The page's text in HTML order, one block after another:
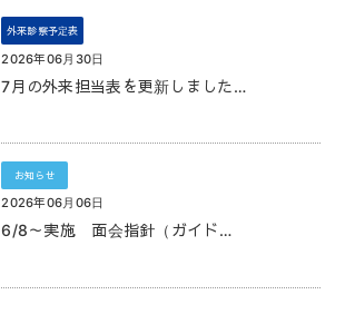
外来診察予定表
2026年06月30日
7月の外来担当表を更新しました…
お知らせ
2026年06月06日
6/8～実施 面会指針（ガイド…